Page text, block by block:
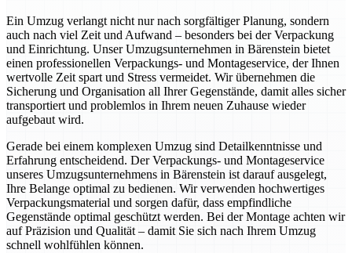
Ein Umzug verlangt nicht nur nach sorgfältiger Planung, sondern
auch nach viel Zeit und Aufwand – besonders bei der Verpackung
und Einrichtung. Unser Umzugsunternehmen in Bärenstein bietet
einen professionellen Verpackungs- und Montageservice, der Ihnen
wertvolle Zeit spart und Stress vermeidet. Wir übernehmen die
Sicherung und Organisation all Ihrer Gegenstände, damit alles sicher
transportiert und problemlos in Ihrem neuen Zuhause wieder
aufgebaut wird.
Gerade bei einem komplexen Umzug sind Detailkenntnisse und
Erfahrung entscheidend. Der Verpackungs- und Montageservice
unseres Umzugsunternehmens in Bärenstein ist darauf ausgelegt,
Ihre Belange optimal zu bedienen. Wir verwenden hochwertiges
Verpackungsmaterial und sorgen dafür, dass empfindliche
Gegenstände optimal geschützt werden. Bei der Montage achten wir
auf Präzision und Qualität – damit Sie sich nach Ihrem Umzug
schnell wohlfühlen können.